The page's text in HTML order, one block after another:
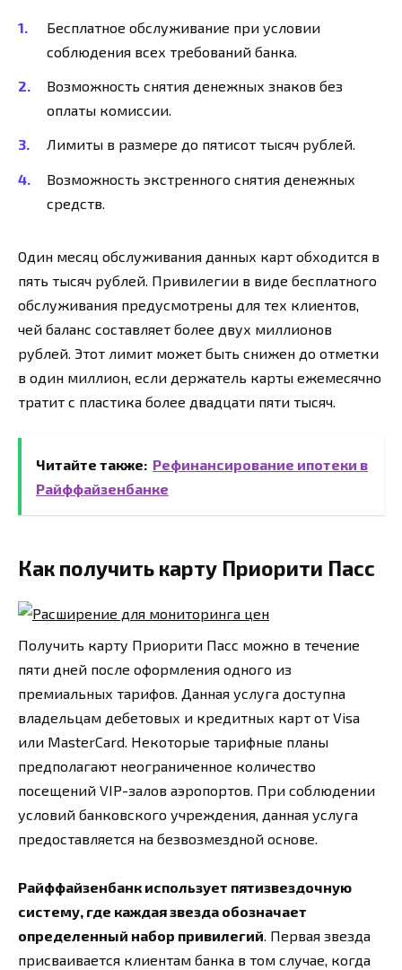
Бесплатное обслуживание при условии
соблюдения всех требований банка.
Возможность снятия денежных знаков без
оплаты комиссии.
Лимиты в размере до пятисот тысяч рублей.
Возможность экстренного снятия денежных
средств.
Один месяц обслуживания данных карт обходится в
пять тысяч рублей. Привилегии в виде бесплатного
обслуживания предусмотрены для тех клиентов,
чей баланс составляет более двух миллионов
рублей. Этот лимит может быть снижен до отметки
в один миллион, если держатель карты ежемесячно
тратит с пластика более двадцати пяти тысяч.
Читайте также: Рефинансирование ипотеки в
Райффайзенбанке
Как получить карту Приорити Пасс
Получить карту Приорити Пасс можно в течение
пяти дней после оформления одного из
премиальных тарифов. Данная услуга доступна
владельцам дебетовых и кредитных карт от Visa
или MasterCard. Некоторые тарифные планы
предполагают неограниченное количество
посещений VIP-залов аэропортов. При соблюдении
условий банковского учреждения, данная услуга
предоставляется на безвозмездной основе.
Райффайзенбанк использует пятизвездочную
систему, где каждая звезда обозначает
определенный набор привилегий. Первая звезда
присваивается клиентам банка в том случае, когда